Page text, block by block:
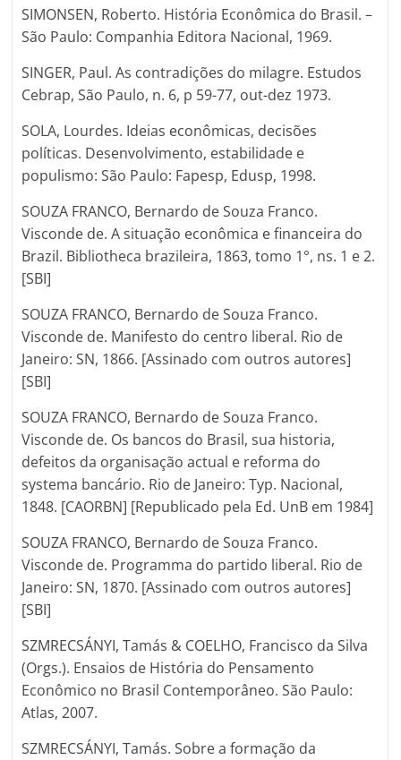
SIMONSEN, Roberto. História Econômica do Brasil. –
São Paulo: Companhia Editora Nacional, 1969.
SINGER, Paul. As contradições do milagre. Estudos
Cebrap, São Paulo, n. 6, p 59-77, out-dez 1973.
SOLA, Lourdes. Ideias econômicas, decisões
políticas. Desenvolvimento, estabilidade e
populismo: São Paulo: Fapesp, Edusp, 1998.
SOUZA FRANCO, Bernardo de Souza Franco.
Visconde de. A situação econômica e financeira do
Brazil. Bibliotheca brazileira, 1863, tomo 1°, ns. 1 e 2.
[SBI]
SOUZA FRANCO, Bernardo de Souza Franco.
Visconde de. Manifesto do centro liberal. Rio de
Janeiro: SN, 1866. [Assinado com outros autores]
[SBI]
SOUZA FRANCO, Bernardo de Souza Franco.
Visconde de. Os bancos do Brasil, sua historia,
defeitos da organisação actual e reforma do
systema bancário. Rio de Janeiro: Typ. Nacional,
1848. [CAORBN] [Republicado pela Ed. UnB em 1984]
SOUZA FRANCO, Bernardo de Souza Franco.
Visconde de. Programma do partido liberal. Rio de
Janeiro: SN, 1870. [Assinado com outros autores]
[SBI]
SZMRECSÁNYI, Tamás & COELHO, Francisco da Silva
(Orgs.). Ensaios de História do Pensamento
Econômico no Brasil Contemporâneo. São Paulo:
Atlas, 2007.
SZMRECSÁNYI, Tamás. Sobre a formação da